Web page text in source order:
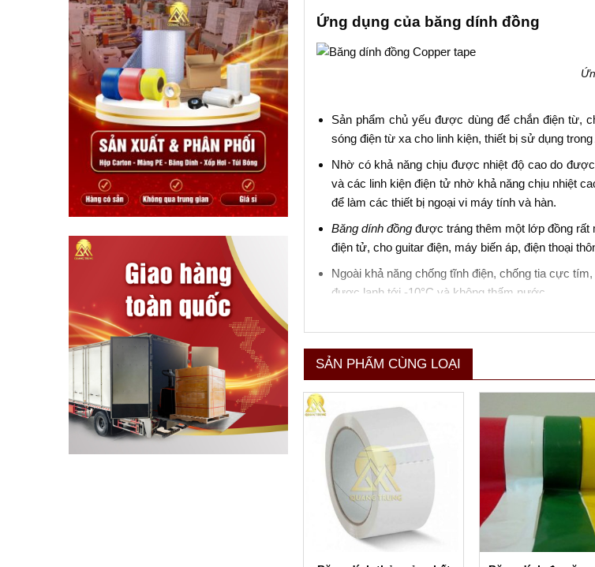
Ứng dụng của băng dính đồng
Sản phẩm chủ yếu được dùng để chắn điện từ,
sóng điện từ xa cho linh kiện, thiết bị sử dụng trong
Nhờ có khả năng chịu được nhiệt độ cao do
và các linh kiện điện tử nhờ khả năng chịu nhiệt
để làm các thiết bị ngoại vi máy tính và hàn.
Băng dính đồng được tráng thêm một lớp đồng rất
điện tử, cho guitar điện, máy biến áp, điện thoại
Ngoài khả năng chống tĩnh điện, chống tia cực
được lạnh tới -10°C và không thấm nước.
SẢN PHẨM CÙNG LOẠI